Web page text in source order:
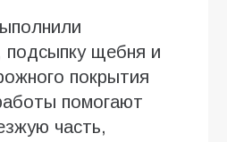
подсыпку щебня и
покрытия
помогают
часть,